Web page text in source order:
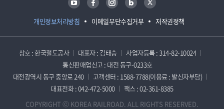
개인정보처리방침 이메일무단수집거부 저작권정책
상호 : 한국철도공사 대표자 : 김태승
사업자등록 : 314-82-10024
통신판매업신고 : 대전 동구-0233호
대전광역시 동구 중앙로 240
고객센터 : 1588-7788(이용료 : 발신자부담)
대표전화 : 042-472-5000
팩스 : 02-361-8385
COPYRIGHT ⓒ KOREA RAILROAD. ALL RIGHTS RESERVED.